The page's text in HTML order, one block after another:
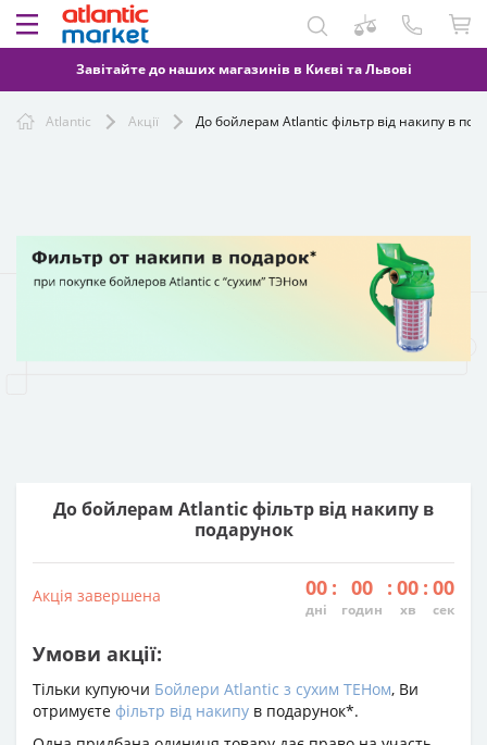
Завітайте до наших магазинів в Києві та Львові
Atlantic Акції До бойлерам Atlantic фільтр від накипу в
До бойлерам Atlantic фільтр від накипу в
подарунок
Акція завершена 00
дні
: 00
годин
: 00
хв
: 00
сек
Умови акції:
Тільки купуючи Бойлери Atlantic з сухим ТЕНом, Ви
отримуєте фільтр від накипу в подарунок*.